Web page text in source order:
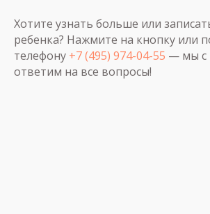
Хотите узнать больше или
ребенка? Нажмите на кнопку или
телефону +7 (495) 974-04-55 — мы с
ответим на все вопросы!